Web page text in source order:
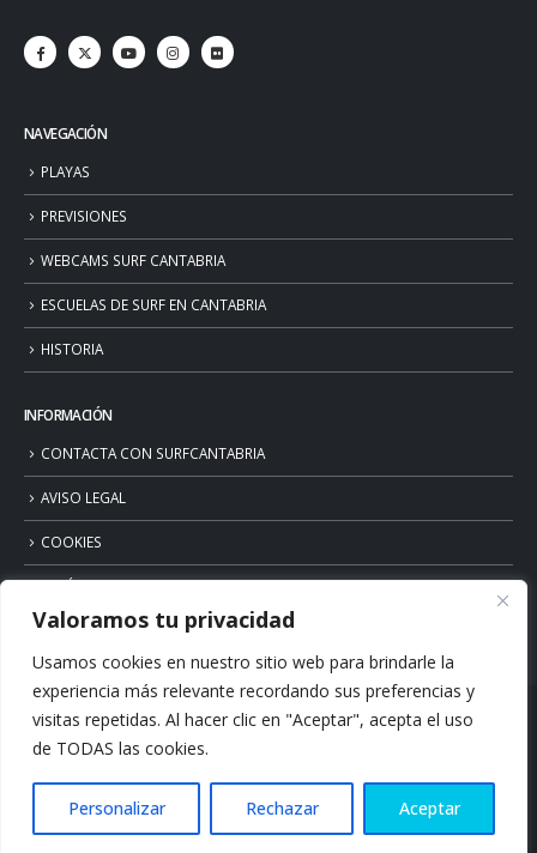
Valoramos tu privacidad
Usamos cookies en nuestro sitio web para brindarle la
experiencia más relevante recordando sus preferencias y
visitas repetidas. Al hacer clic en "Aceptar", acepta el uso
de TODAS las cookies.
Personalizar Rechazar Aceptar
NAVEGACIÓN
PLAYAS
PREVISIONES
WEBCAMS SURF CANTABRIA
ESCUELAS DE SURF EN CANTABRIA
HISTORIA
INFORMACIÓN
CONTACTA CON SURFCANTABRIA
AVISO LEGAL
COOKIES
POLÍTICA DE PRIVACIDAD
© Copyright 2026. Surfcantabria.com. All Rights Reserved.